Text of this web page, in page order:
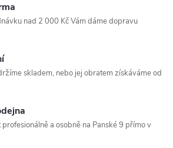
nad 2 000 Kč Vám dáme dopravu
skladem, nebo jej obratem získáváme od
a osobně na Panské 9 přímo v